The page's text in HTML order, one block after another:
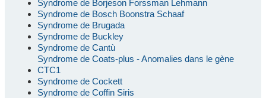
Syndrome de Borjeson Forssman Lehmann
Syndrome de Bosch Boonstra Schaaf
Syndrome de Brugada
Syndrome de Buckley
Syndrome de Cantù
Syndrome de Coats-plus - Anomalies dans le gène
CTC1
Syndrome de Cockett
Syndrome de Coffin Siris